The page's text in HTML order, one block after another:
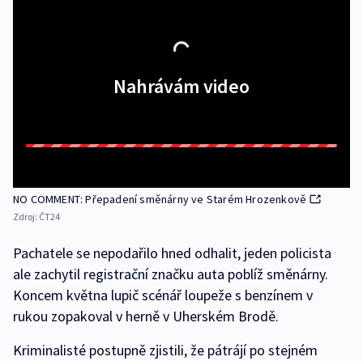
Nahrávám video
NO COMMENT: Přepadení směnárny ve Starém Hrozenkově
Zdroj: ČT24
Pachatele se nepodařilo hned odhalit, jeden policista
ale zachytil registrační značku auta poblíž směnárny.
Koncem května lupič scénář loupeže s benzínem v
rukou zopakoval v herně v Uherském Brodě.
Kriminalisté postupně zjistili, že pátrájí po stejném